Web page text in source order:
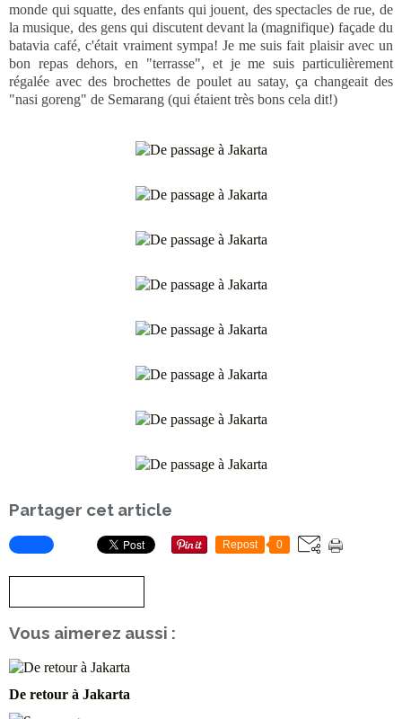
monde qui squatte, des enfants qui jouent, des spectacles de rue, de
la musique, des gens qui discutent devant la (magnifique) façade du
batavia café, c'était vraiment sympa! Je me suis fait plaisir avec un
bon repas dehors, en "terrasse", et je me suis particulièrement
régalée avec des brochettes de poulet au satay, ça changeait des
"nasi goreng" de Semarang (qui étaient très bons cela dit!)
Partager cet article
Repost 0
Vous aimerez aussi :
De retour à Jakarta